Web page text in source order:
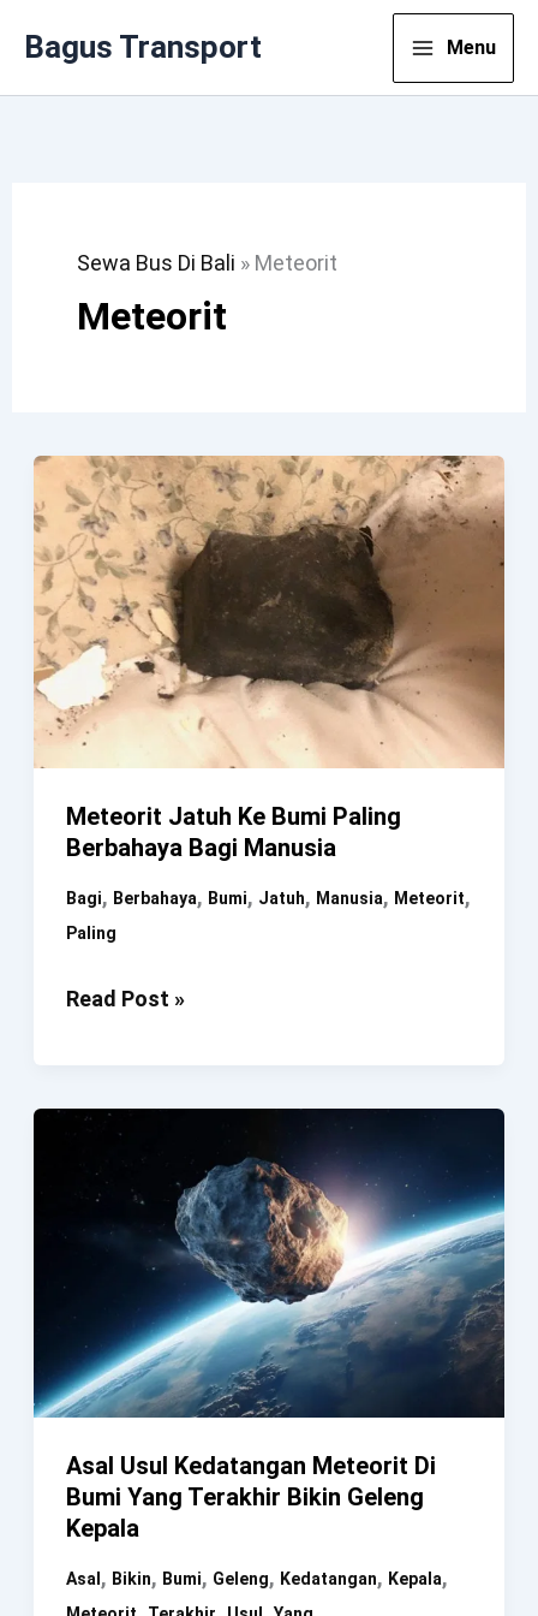
Bagus Transport Menu
Sewa Bus Di Bali » Meteorit
Meteorit
Meteorit Jatuh Ke Bumi Paling
Berbahaya Bagi Manusia
Bagi, Berbahaya, Bumi, Jatuh, Manusia, Meteorit,
Paling
Meteorit
Paling
Berbahaya
Bagi
Manusia
Read Post »
Asal Usul Kedatangan Meteorit Di
Bumi Yang Terakhir Bikin Geleng
Kepala
Asal , Bikin, Bumi, Geleng, Kedatangan, Kepala,